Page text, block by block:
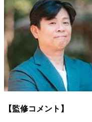
【監修コメント】